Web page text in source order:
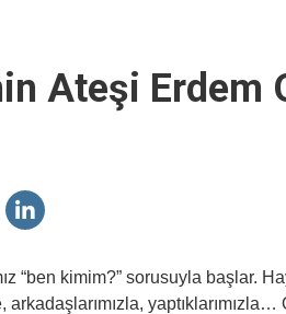
Ateşi Erdem
“ben kimim?” sorusuyla başlar.
arkadaşlarımızla,